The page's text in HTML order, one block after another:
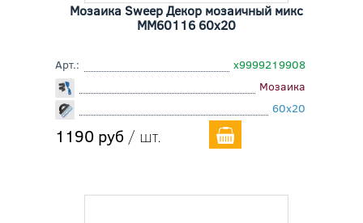
Мозаика Sweep Декор мозаичный микс
MM60116 60x20
Арт.:
х9999219908
Мозаика
60x20
1190 руб / шт.